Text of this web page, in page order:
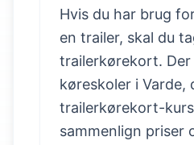
Hvis du har brug
en trailer, skal du
trailerkørekort. Der
køreskoler i Varde,
trailerkørekort-
sammenlign priser